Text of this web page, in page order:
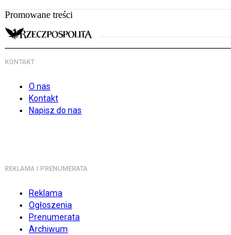
Promowane treści
KONTAKT
O nas
Kontakt
Napisz do nas
REKLAMA I PRENUMERATA
Reklama
Ogłoszenia
Prenumerata
Archiwum